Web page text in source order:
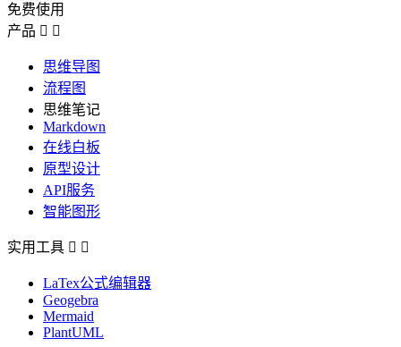
免费使用
产品  
思维导图
流程图
思维笔记
Markdown
在线白板
原型设计
API服务
智能图形
实用工具  
LaTex公式编辑器
Geogebra
Mermaid
PlantUML